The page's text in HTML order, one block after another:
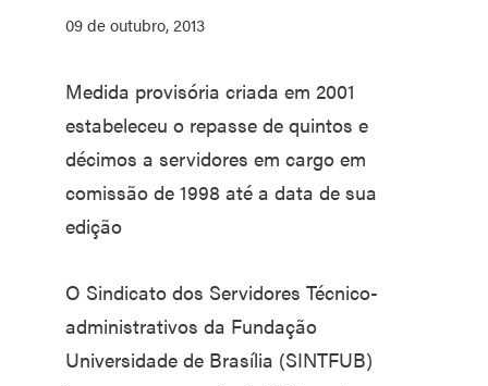
09 de outubro, 2013
Medida provisória criada em 2001
estabeleceu o repasse de quintos e
décimos a servidores em cargo em
comissão de 1998 até a data de sua
edição
O Sindicato dos Servidores Técnico-
administrativos da Fundação
Universidade de Brasília (SINTFUB)